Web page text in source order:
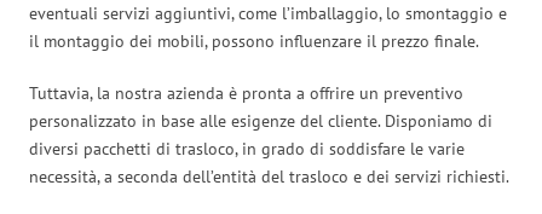
eventuali servizi aggiuntivi, come l’imballaggio, lo smontaggio e
il montaggio dei mobili, possono influenzare il prezzo finale.
Tuttavia, la nostra azienda è pronta a offrire un preventivo
personalizzato in base alle esigenze del cliente. Disponiamo di
diversi pacchetti di trasloco, in grado di soddisfare le varie
necessità, a seconda dell’entità del trasloco e dei servizi richiesti.